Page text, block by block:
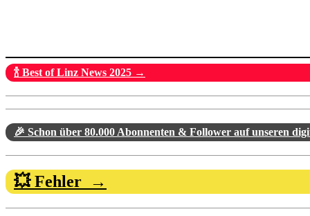
🍾 Best of Linz News 2025 →
🎉 Schon über 80.000 Abonnenten & Follower auf unseren
💥 Fehler →